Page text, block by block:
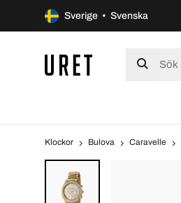
Sverige • Svenska
Klockor Bulova Caravelle